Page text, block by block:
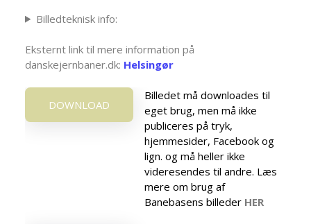
Billedteknisk info:
Eksternt link til mere information på
danskejernbaner.dk: Helsingør
DOWNLOAD
Billedet må downloades til
eget brug, men må ikke
publiceres på tryk,
hjemmesider, Facebook og
lign. og må heller ikke
videresendes til andre. Læs
mere om brug af
Banebasens billeder HER